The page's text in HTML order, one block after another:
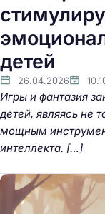
детей
26.04.2026
Игры и фантазия
детей, являясь не
мощным
интеллекта. […]